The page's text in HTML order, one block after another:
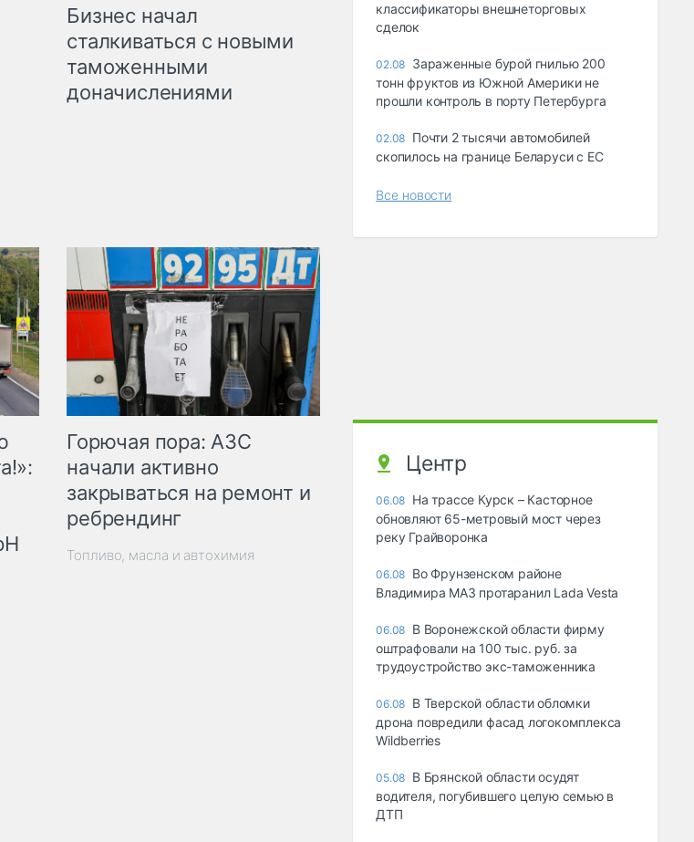
Бизнес начал
сталкиваться с новыми
таможенными
доначислениями
Горючая пора: АЗС
начали активно
закрываться на ремонт и
ребрендинг
Топливо, масла и автохимия
классификаторы внешнеторговых
сделок
02.08 Зараженные бурой гнилью 200
тонн фруктов из Южной Америки не
прошли контроль в порту Петербурга
02.08 Почти 2 тысячи автомобилей
скопилось на границе Беларуси с ЕС
Все новости
Центр
06.08 На трассе Курск – Касторное
обновляют 65-метровый мост через
реку Грайворонка
06.08 Во Фрунзенском районе
Владимира МАЗ протаранил Lada Vesta
06.08 В Воронежской области фирму
оштрафовали на 100 тыс. руб. за
трудоустройство экс-таможенника
06.08 В Тверской области обломки
дрона повредили фасад логокомплекса
Wildberries
05.08 В Брянской области осудят
водителя, погубившего целую семью в
ДТП